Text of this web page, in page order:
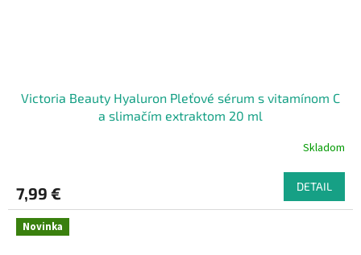
Victoria Beauty Hyaluron Pleťové sérum s vitamínom C
a slimačím extraktom 20 ml
Skladom
7,99 € DETAIL
Novinka